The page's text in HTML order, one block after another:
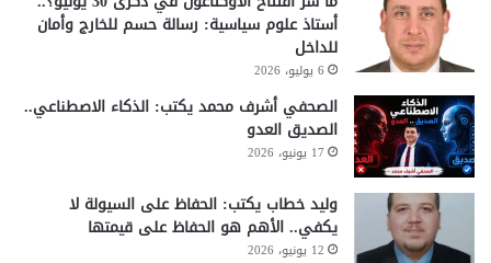
أستاذ علوم سياسية: رسالة حسم للخارج وأمان
للداخل
6 يوليو، 2026
الصحفي أشرف محمد يكتب: الذكاء الاصطناعي..
الصديق العدو
17 يونيو، 2026
وليد خطاب يكتب: الحفاظ على السيولة لا
يكفي.. الأهم هو الحفاظ على قيمتها
12 يونيو، 2026